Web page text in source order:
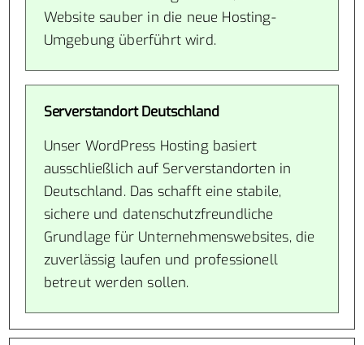
Website sauber in die neue Hosting-
Umgebung überführt wird.
Serverstandort Deutschland
Unser WordPress Hosting basiert
ausschließlich auf Serverstandorten in
Deutschland. Das schafft eine stabile,
sichere und datenschutzfreundliche
Grundlage für Unternehmenswebsites, die
zuverlässig laufen und professionell
betreut werden sollen.